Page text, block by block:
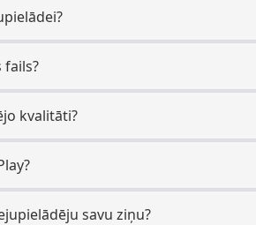
fails?
kvalitāti?
savu ziņu?